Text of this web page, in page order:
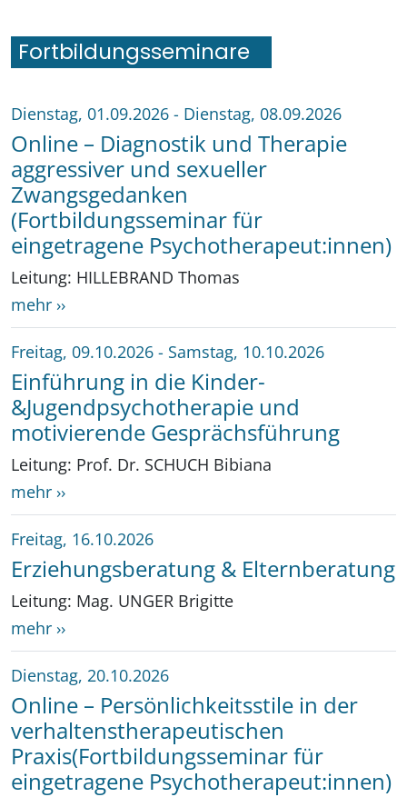
Fortbildungsseminare
Dienstag, 01.09.2026 - Dienstag, 08.09.2026
Online – Diagnostik und Therapie
aggressiver und sexueller
Zwangsgedanken
(Fortbildungsseminar für
eingetragene Psychotherapeut:innen)
Leitung: HILLEBRAND Thomas
mehr ››
Freitag, 09.10.2026 - Samstag, 10.10.2026
Einführung in die Kinder-
&Jugendpsychotherapie und
motivierende Gesprächsführung
Leitung: Prof. Dr. SCHUCH Bibiana
mehr ››
Freitag, 16.10.2026
Erziehungsberatung & Elternberatung
Leitung: Mag. UNGER Brigitte
mehr ››
Dienstag, 20.10.2026
Online – Persönlichkeitsstile in der
verhaltenstherapeutischen
Praxis(Fortbildungsseminar für
eingetragene Psychotherapeut:innen)